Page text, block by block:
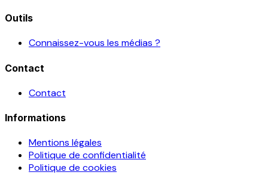
Outils
Connaissez-vous les médias ?
Contact
Contact
Informations
Mentions légales
Politique de confidentialité
Politique de cookies